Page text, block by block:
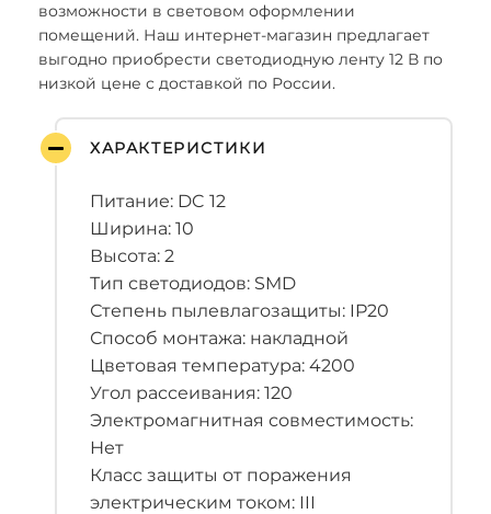
возможности в световом оформлении
помещений. Наш интернет-магазин предлагает
выгодно приобрести светодиодную ленту 12 В по
низкой цене с доставкой по России.
ХАРАКТЕРИСТИКИ
Питание: DC 12
Ширина: 10
Высота: 2
Тип светодиодов: SMD
Степень пылевлагозащиты: IP20
Способ монтажа: накладной
Цветовая температура: 4200
Угол рассеивания: 120
Электромагнитная совместимость:
Нет
Класс защиты от поражения
электрическим током: III